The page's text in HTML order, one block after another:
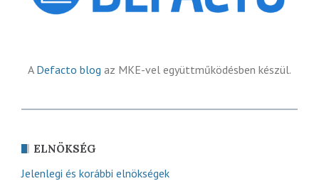
A Defacto blog az MKE-vel együttműködésben készül.
ELNÖKSÉG
Jelenlegi és korábbi elnökségek